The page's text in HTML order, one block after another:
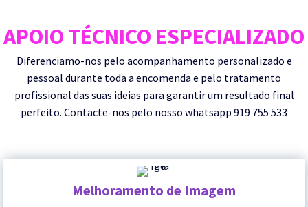
APOIO TÉCNICO ESPECIALIZADO
Diferenciamo-nos pelo acompanhamento personalizado e
pessoal durante toda a encomenda e pelo tratamento
profissional das suas ideias para garantir um resultado final
perfeito. Contacte-nos pelo nosso whatsapp 919 755 533
Melhoramento de Imagem